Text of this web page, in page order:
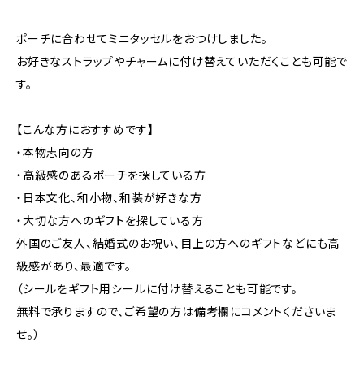
ポーチに合わせてミニタッセルをおつけしました。
お好きなストラップやチャームに付け替えていただくことも可能で
す。
【こんな方におすすめです】
・本物志向の方
・高級感のあるポーチを探している方
・日本文化、和小物、和装が好きな方
・大切な方へのギフトを探している方
外国のご友人、結婚式のお祝い、目上の方へのギフトなどにも高
級感があり、最適です。
（シールをギフト用シールに付け替えることも可能です。
無料で承りますので、ご希望の方は備考欄にコメントくださいま
せ。）